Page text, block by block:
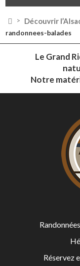
 > Découvrir
randonnees-balades
Le Grand
Notre
Réservez